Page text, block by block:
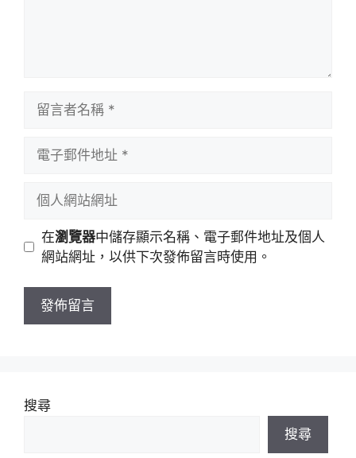
址
站
址
在瀏覽器中儲存顯示名稱、電子郵件地址及個人
網站網址，以供下次發佈留言時使用。
搜尋
搜尋